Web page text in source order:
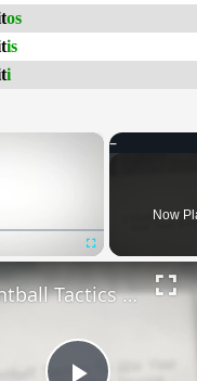
os
is
i
×
Now
5 Paintball Tactics To Win Your Next Team Building Session